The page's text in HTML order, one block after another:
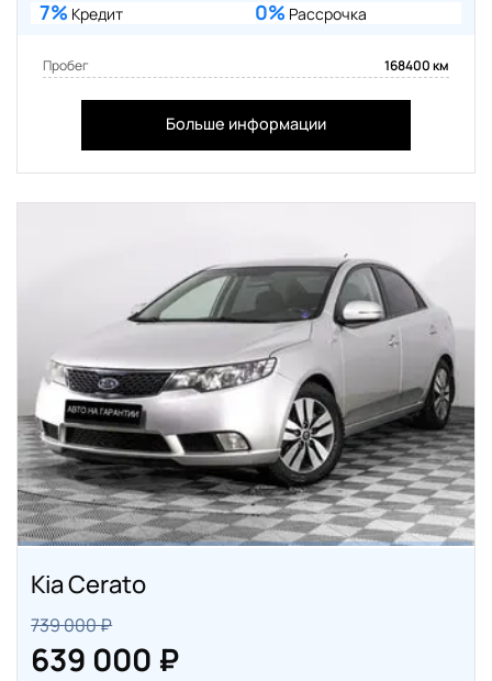
7% Кредит 0% Рассрочка
Пробег 168400 км
Больше информации
Kia Cerato
739 000 ₽
639 000 ₽